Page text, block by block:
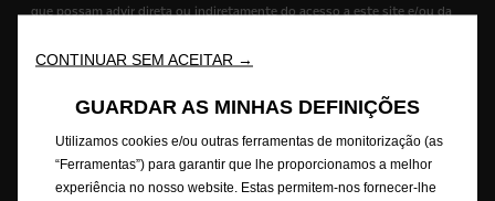
que possam advir direta ou indiretamente do acesso a este site e/ou da
mostrar equipamentos opcionais não incluídos na entrega de série. As
informações contidas são rigorosas no momento da publicação.
Reservamo-nos o direito de fazer alterações no design e nos
equipamentos. As cores apresentadas são cores reais aproximadas. Os
equipamentos opcionais ilustrados estão disponíveis mediante custo
CONTINUAR SEM ACEITAR →
GUARDAR AS MINHAS DEFINIÇÕES
Utilizamos cookies e/ou outras ferramentas de monitorização (as
“Ferramentas”) para garantir que lhe proporcionamos a melhor
experiência no nosso website. Estas permitem-nos fornecer-lhe